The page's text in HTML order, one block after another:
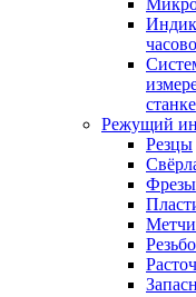
станке
Режущий
Резцы
Фрезы